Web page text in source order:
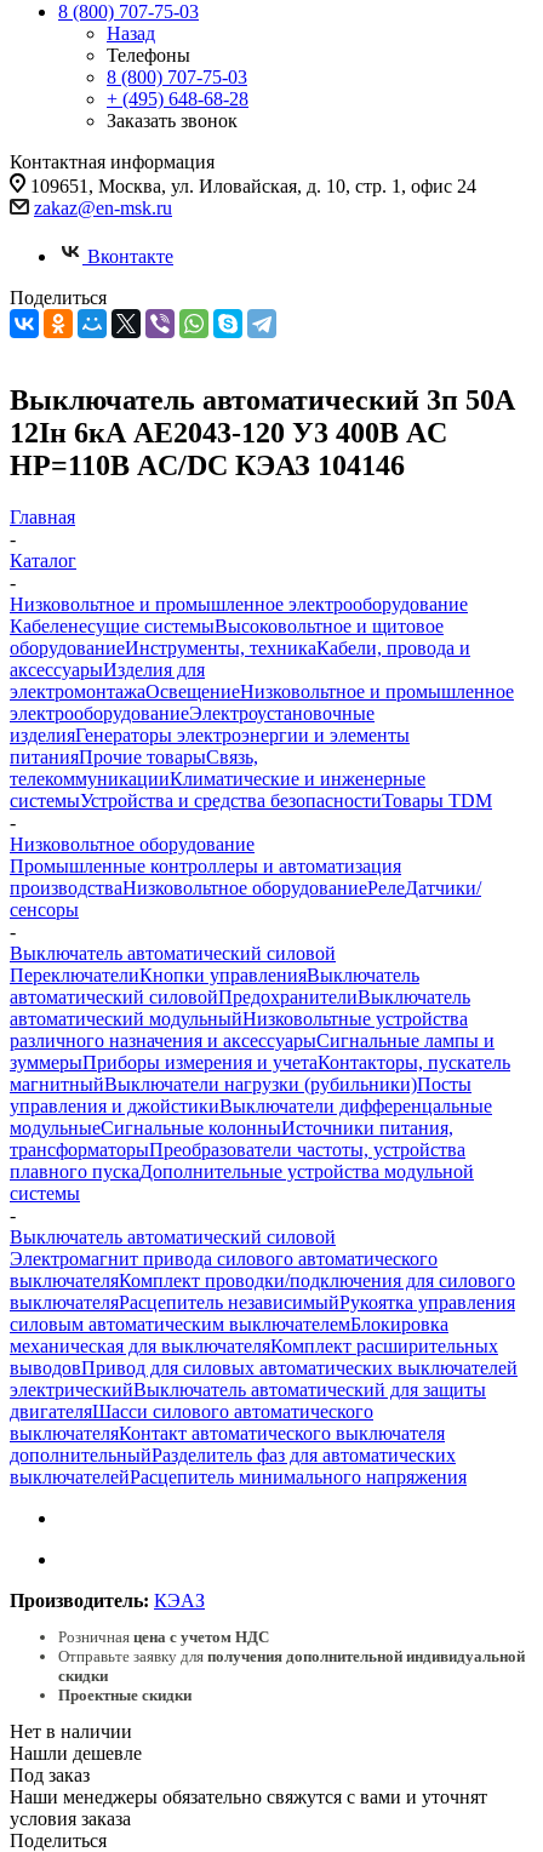
8 (800) 707-75-03
Назад
Телефоны
8 (800) 707-75-03
+ (495) 648-68-28
Заказать звонок
Контактная информация
109651, Москва, ул. Иловайская, д. 10, стр. 1, офис 24
zakaz@en-msk.ru
Вконтакте
Поделиться
Выключатель автоматический 3п 50А
12Iн 6кА АЕ2043-120 У3 400В AC
НР=110В AC/DC КЭАЗ 104146
Главная
-
Каталог
-
Низковольтное и промышленное электрооборудование
Кабеленесущие системыВысоковольтное и щитовое
оборудованиеИнструменты, техникаКабели, провода и
аксессуарыИзделия для
электромонтажаОсвещениеНизковольтное и промышленное
электрооборудованиеЭлектроустановочные
изделияГенераторы электроэнергии и элементы
питанияПрочие товарыСвязь,
телекоммуникацииКлиматические и инженерные
системыУстройства и средства безопасностиТовары TDM
-
Низковольтное оборудование
Промышленные контроллеры и автоматизация
производстваНизковольтное оборудованиеРелеДатчики/
сенсоры
-
Выключатель автоматический силовой
ПереключателиКнопки управленияВыключатель
автоматический силовойПредохранителиВыключатель
автоматический модульныйНизковольтные устройства
различного назначения и аксессуарыСигнальные лампы и
зуммерыПриборы измерения и учетаКонтакторы, пускатель
магнитныйВыключатели нагрузки (рубильники)Посты
управления и джойстикиВыключатели дифференцальные
модульныеСигнальные колонныИсточники питания,
трансформаторыПреобразователи частоты, устройства
плавного пускаДополнительные устройства модульной
системы
-
Выключатель автоматический силовой
Электромагнит привода силового автоматического
выключателяКомплект проводки/подключения для силового
выключателяРасцепитель независимыйРукоятка управления
силовым автоматическим выключателемБлокировка
механическая для выключателяКомплект расширительных
выводовПривод для силовых автоматических выключателей
электрическийВыключатель автоматический для защиты
двигателяШасси силового автоматического
выключателяКонтакт автоматического выключателя
дополнительныйРазделитель фаз для автоматических
выключателейРасцепитель минимального напряжения
Производитель: КЭАЗ
Розничная цена с учетом НДС
Отправьте заявку для получения дополнительной индивидуальной
скидки
Проектные скидки
Нет в наличии
Нашли дешевле
Под заказ
Наши менеджеры обязательно свяжутся с вами и уточнят
условия заказа
Поделиться